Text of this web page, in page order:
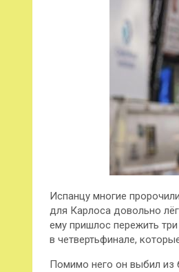
Испанцу многие
для Карлоса довольно
ему пришлос пережить
в четвертьфинале,
Помимо него он выбил